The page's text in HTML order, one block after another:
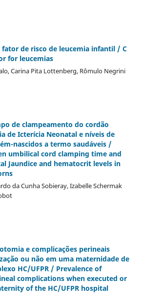
fator de risco de leucemia infantil / C
for leucemias
Carina Pita Lottenberg, Rômulo Negrini
de clampeamento do cordão
de Icterí­cia Neonatal e ní­veis de
nascidos a termo saudáveis /
umbilical cord clamping time and
Jaundice and hematocrit levels in
da Cunha Sobieray, Izabelle Schermak
e complicações perineais
ou não em uma maternidade de
HC/UFPR / Prevalence of
complications when executed or
of the HC/UFPR hospital